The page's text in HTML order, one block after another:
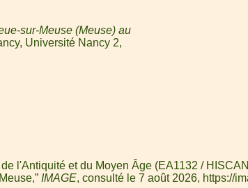
sur-Meuse (Meuse) au
Université Nancy 2,
l'Antiquité et du Moyen Âge (EA1132 /
IMAGE, consulté le 7 août 2026, https://